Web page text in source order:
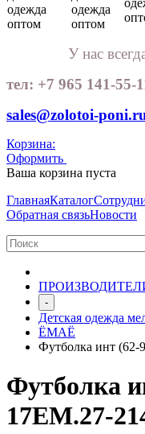
У нас
тел: +7 965 141-55-
sales@zolotoi-
Корзина:
Оформить
Ваша корзина пуста
ГлавнаяКаталог
Обратная связьНовости
-
Детская одежда
ЁМАЁ
Футболка инт
Футболка
17ЕМ.27-